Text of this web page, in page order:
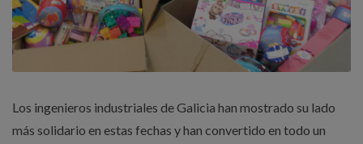
Los ingenieros industriales de Galicia han mostrado su lado
más solidario en estas fechas y han convertido en todo un